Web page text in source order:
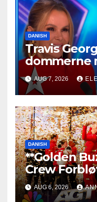
DANISH
Travis
dommerne
AUG 7, 2026
DANISH
**Golden
Crew
**
AUG 6, 2026